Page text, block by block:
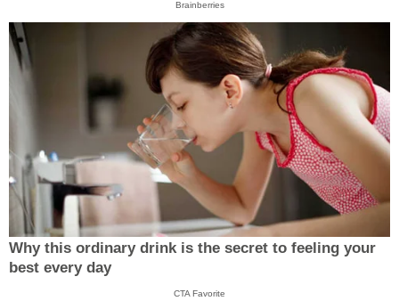
Brainberries
Why this ordinary drink is the secret to feeling your
best every day
CTA Favorite